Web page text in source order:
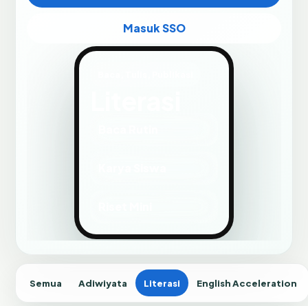
Masuk SSO
Semua Adiwiyata Literasi English Acceleration